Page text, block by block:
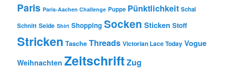
Paris Paris-Aachen Challenge Puppe Pünktlichkeit Schal
Schnitt Seide Shirt Shopping Socken Sticken Stoff
Stricken Tasche Threads Victorian Lace Today Vogue
Weihnachten ZeitschriftZug